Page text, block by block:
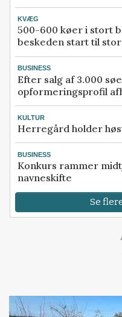
KVÆG
500-600 køer i stort
beskeden start til
BUSINESS
Efter salg af 3.000
opformeringsprofil
KULTUR
Herregård holder
BUSINESS
Konkurs rammer
navneskifte
Se